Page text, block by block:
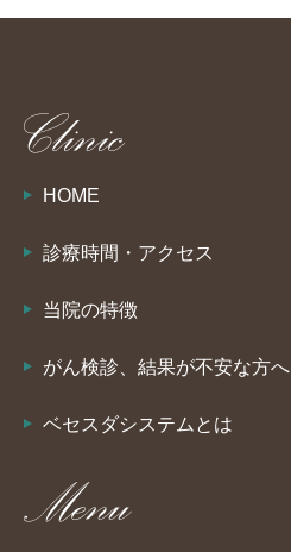
HOME
診療時間・アクセス
当院の特徴
がん検診、結果が不安な方へ
ベセスダシステムとは